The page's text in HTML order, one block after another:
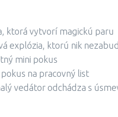
ktorá vytvorí magickú paru
explózia, ktorú nik
mini pokus
na pracovný list
vedátor odchádza s